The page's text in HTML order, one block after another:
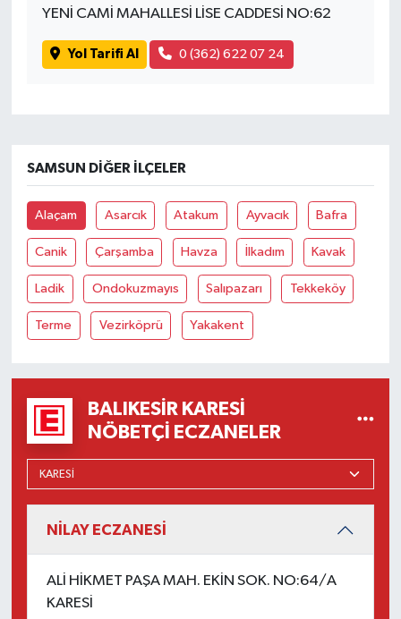
YENİ CAMİ MAHALLESİ LİSE CADDESİ NO:62
Yol Tarifi Al 0 (362) 622 07 24
SAMSUN DIĞER İLÇELER
Alaçam Asarcık Atakum Ayvacık Bafra
Canik Çarşamba Havza İlkadım Kavak
Ladik Ondokuzmayıs Salıpazarı Tekkeköy
Terme Vezirköprü Yakakent
BALIKESIR KARESI
NÖBETÇI ECZANELER
NİLAY ECZANESİ
ALİ HİKMET PAŞA MAH. EKİN SOK. NO:64/A
KARESİ
MAGAZİN
MANŞET
Manyas
OLAY
Resmi İlanlar
SAĞLIK
Savaştepe
SEYAHAT
SİYASET